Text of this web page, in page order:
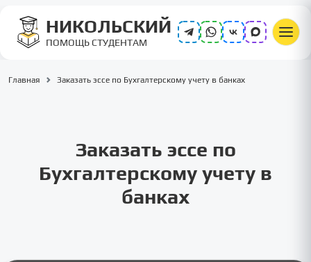
НИКОЛЬСКИЙ
ПОМОЩЬ СТУДЕНТАМ
Главная Заказать эссе по Бухгалтерскому учету в банках
Заказать эссе по
Бухгалтерскому учету в
банках